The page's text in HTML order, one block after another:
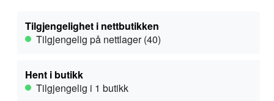
Tilgjengelighet i nettbutikken
Tilgjengelig på nettlager (40)
Hent i butikk
Tilgjengelig i 1 butikk